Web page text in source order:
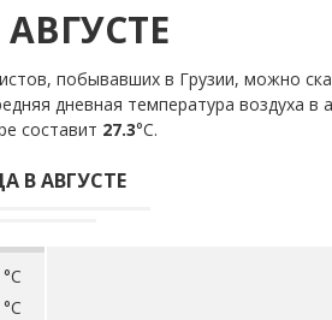
побывавших в Грузии, можно
дневная температура воздуха в
составит 27.3°С.
В АВГУСТЕ
°C
°C